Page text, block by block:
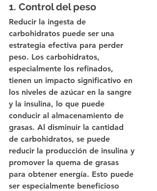
1. Control del peso
Reducir la ingesta de
carbohidratos puede ser una
estrategia efectiva para perder
peso. Los carbohidratos,
especialmente los refinados,
tienen un impacto significativo en
los niveles de azúcar en la sangre
y la insulina, lo que puede
conducir al almacenamiento de
grasas. Al disminuir la cantidad
de carbohidratos, se puede
reducir la producción de insulina y
promover la quema de grasas
para obtener energía. Esto puede
ser especialmente beneficioso